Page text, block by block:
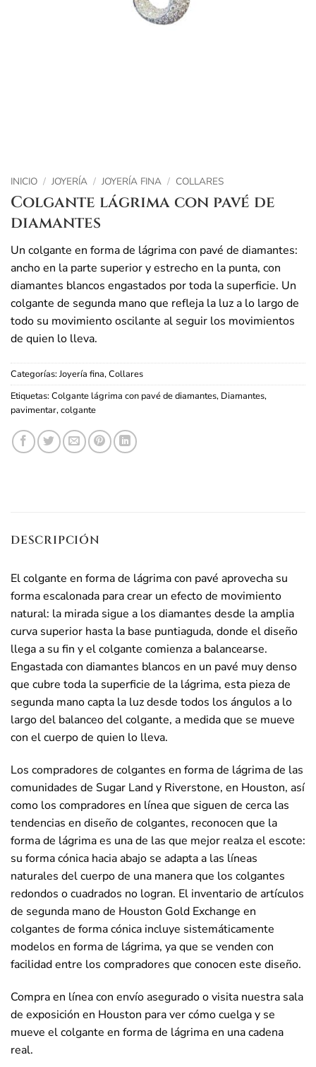
INICIO / JOYERÍA / JOYERÍA FINA / COLLARES
Colgante lágrima con pavé de
diamantes
Un colgante en forma de lágrima con pavé de diamantes:
ancho en la parte superior y estrecho en la punta, con
diamantes blancos engastados por toda la superficie. Un
colgante de segunda mano que refleja la luz a lo largo de
todo su movimiento oscilante al seguir los movimientos
de quien lo lleva.
Categorías:Joyería fina,Collares
Etiquetas:Colgante lágrima con pavé de diamantes, Diamantes,
pavimentar,colgante
DESCRIPCIÓN
El colgante en forma de lágrima con pavé aprovecha su
forma escalonada para crear un efecto de movimiento
natural: la mirada sigue a los diamantes desde la amplia
curva superior hasta la base puntiaguda, donde el diseño
llega a su fin y el colgante comienza a balancearse.
Engastada con diamantes blancos en un pavé muy denso
que cubre toda la superficie de la lágrima, esta pieza de
segunda mano capta la luz desde todos los ángulos a lo
largo del balanceo del colgante, a medida que se mueve
con el cuerpo de quien lo lleva.
Los compradores de colgantes en forma de lágrima de las
comunidades de Sugar Land y Riverstone, en Houston, así
como los compradores en línea que siguen de cerca las
tendencias en diseño de colgantes, reconocen que la
forma de lágrima es una de las que mejor realza el escote:
su forma cónica hacia abajo se adapta a las líneas
naturales del cuerpo de una manera que los colgantes
redondos o cuadrados no logran. El inventario de artículos
de segunda mano de Houston Gold Exchange en
colgantes de forma cónica incluye sistemáticamente
modelos en forma de lágrima, ya que se venden con
facilidad entre los compradores que conocen este diseño.
Compra en línea con envío asegurado o visita nuestra sala
de exposición en Houston para ver cómo cuelga y se
mueve el colgante en forma de lágrima en una cadena
real.